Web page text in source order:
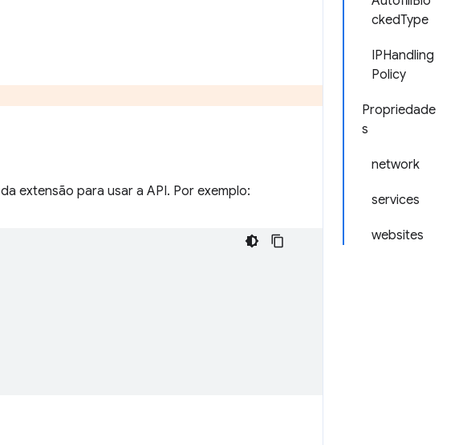
ckedType
IPHandling
Policy
Propriedade
s
network
services
websites
da extensão para usar a API. Por exemplo: